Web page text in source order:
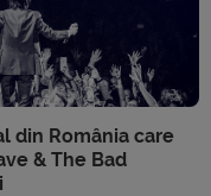
din România care
& The Bad